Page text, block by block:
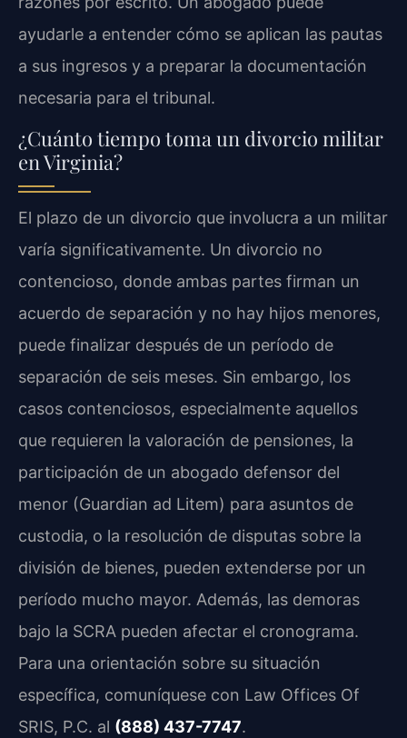
ayudarle a entender cómo se aplican las pautas
a sus ingresos y a preparar la documentación
necesaria para el tribunal.
¿Cuánto tiempo toma un divorcio militar
en Virginia?
El plazo de un divorcio que involucra a un militar
varía significativamente. Un divorcio no
contencioso, donde ambas partes firman un
acuerdo de separación y no hay hijos menores,
puede finalizar después de un período de
separación de seis meses. Sin embargo, los
casos contenciosos, especialmente aquellos
que requieren la valoración de pensiones, la
participación de un abogado defensor del
menor (Guardian ad Litem) para asuntos de
custodia, o la resolución de disputas sobre la
división de bienes, pueden extenderse por un
período mucho mayor. Además, las demoras
bajo la SCRA pueden afectar el cronograma.
Para una orientación sobre su situación
específica, comuníquese con Law Offices Of
SRIS, P.C. al (888) 437-7747.